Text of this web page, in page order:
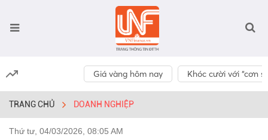
Giá vàng hôm nay Khóc cười với “cơn
TRANG CHỦ DOANH NGHIỆP
Thứ tư, 04/03/2026, 08:05 AM